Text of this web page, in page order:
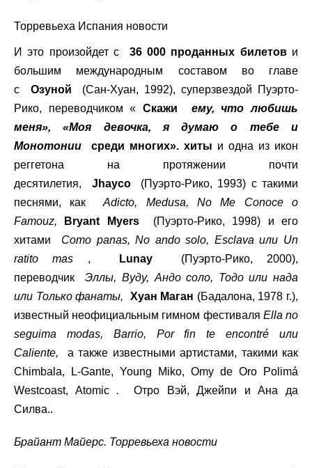
Торревьеха Испания новости
И это произойдет с 36 000 проданных билетови
большим международным составом во главе
с
Озуной (Сан-Хуан, 1992), суперзвездой Пуэрто-
Рико, переводчиком «Скажи ему, что любишь
меня», «Моя девочка, я думаю о тебе и
Монотонии
среди многих». хиты и одна из икон
реггетона на протяжении почти
десятилетия,
Jhayco(Пуэрто-Рико, 1993) с такими
песнями, какAdicto, Medusa, No Me Conoce o
Famouz,
Bryant Myers(Пуэрто-Рико, 1998) и его
хитами Como panas, No ando solo, Esclava или Un
ratito mas , Lunay(Пуэрто-Рико, 2000),
переводчикЭллы, Вуду, Андо соло, Тодо или нада
или Только фанаты, Хуан Маган (Бадалона, 1978 г.),
известный неофициальным гимном фестиваля Ella no
seguima modas, Barrio, Por fin te encontré или
Caliente,
а также известными артистами, такими как
Chimbala, L-Gante, Young Miko, Omy de Oro Polimá
Westcoast, Atomic.
Отро Вэй, Джейпи и Ана да
Силва..
Брайант Майерс. Торревьеха новости